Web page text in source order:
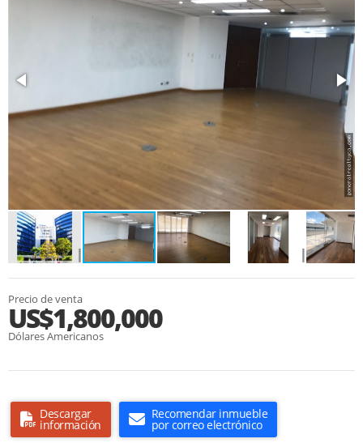
Precio de venta
US$1,800,000
Dólares Americanos
Descargar
información
Recomendar inmueble
por correo electrónico